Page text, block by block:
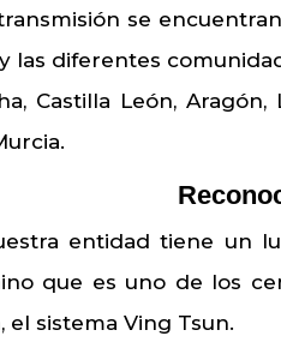
se
las diferentes
Castilla León,
entidad tiene un
que es uno de los
el sistema Ving Tsun.